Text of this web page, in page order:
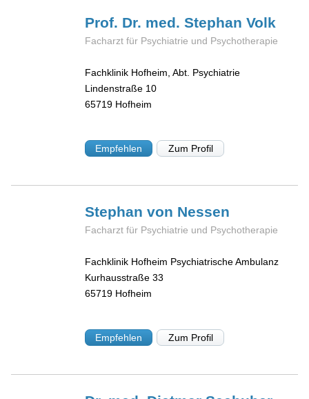
Prof. Dr. med. StephanVolk
Facharzt für Psychiatrie und Psychotherapie
Fachklinik Hofheim, Abt. Psychiatrie
Lindenstraße 10
65719 Hofheim
Empfehlen Zum Profil
Stephanvon Nessen
Facharzt für Psychiatrie und Psychotherapie
Fachklinik Hofheim Psychiatrische Ambulanz
Kurhausstraße 33
65719 Hofheim
Empfehlen Zum Profil